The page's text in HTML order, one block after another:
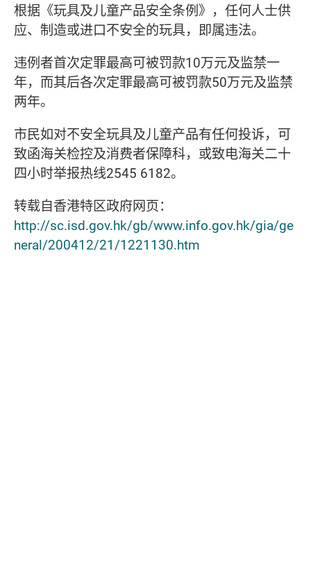
根据《玩具及儿童产品安全条例》，任何人士供
应、制造或进口不安全的玩具，即属违法。
违例者首次定罪最高可被罚款10万元及监禁一
年，而其后各次定罪最高可被罚款50万元及监禁
两年。
市民如对不安全玩具及儿童产品有任何投诉，可
致函海关检控及消费者保障科，或致电海关二十
四小时举报热线2545 6182。
转载自香港特区政府网页：
http://sc.isd.gov.hk/gb/www.info.gov.hk/gia/ge
neral/200412/21/1221130.htm